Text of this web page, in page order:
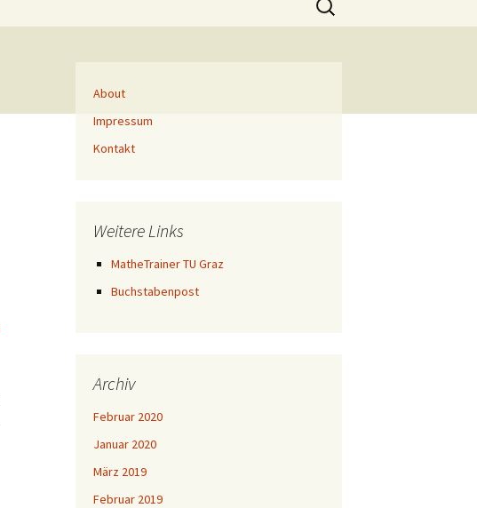
nach:
About
Impressum
Kontakt
Weitere Links
MatheTrainer TU Graz
Buchstabenpost
Archiv
Februar 2020
Januar 2020
März 2019
Februar 2019